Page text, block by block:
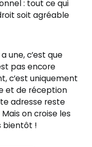
: tout ce qui
soit agréable
une, c’est que
pas encore
c’est uniquement
et de réception
adresse reste
on croise les
bientôt !